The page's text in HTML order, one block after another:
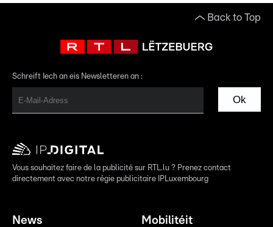
Back to Top
Schreift Iech an eis Newsletteren an :
Ok
Vous souhaitez faire de la publicité sur RTL.lu ? Prenez contact
directement avec notre régie publicitaire IPLuxembourg
News Mobilitéit